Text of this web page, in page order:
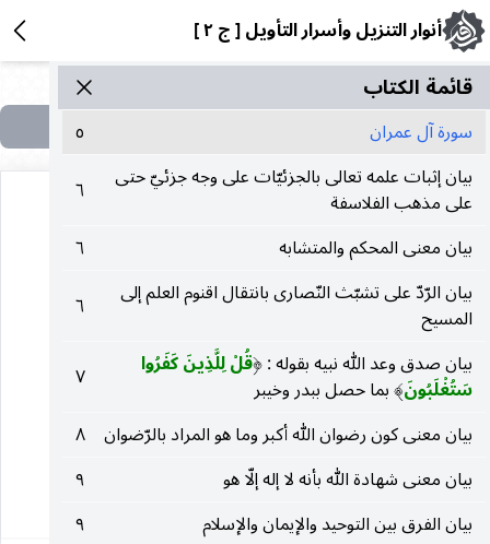
أنوار التنزيل وأسرار التأويل [ ج ٢ ]
قائمة الکتاب
سورة آل عمران
٥
بيان إثبات علمه تعالى بالجزئيّات على وجه جزئيّ حتى
على مذهب الفلاسفة
٦
بيان معنى المحكم والمتشابه
٦
بيان الرّدّ على تشبّث النّصارى بانتقال اقنوم العلم إلى
المسيح
٦
بيان صدق وعد الله نبيه بقوله : (قُلْ لِلَّذِينَ كَفَرُوا
سَتُغْلَبُونَ) بما حصل ببدر وخيبر
٧
بيان معنى كون رضوان الله أكبر وما هو المراد بالرّضوان ٨
بيان معنى شهادة الله بأنه لا إله إلّا هو
٩
بيان الفرق بين التوحيد والإيمان والإسلام
٩
هذه الصفحة في الكتاب لا تحتوي على نص
٢